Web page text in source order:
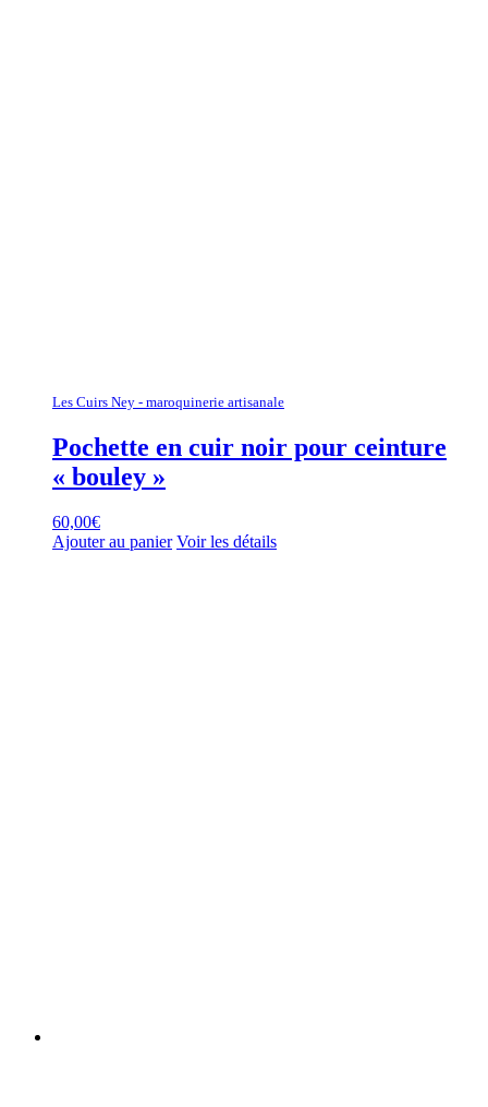
Les Cuirs Ney - maroquinerie artisanale
Pochette en cuir noir pour ceinture
« bouley »
60,00€
Ajouter au panier Voir les détails